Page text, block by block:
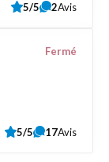
5/5 2Avis
Fermé
5/5 17Avis